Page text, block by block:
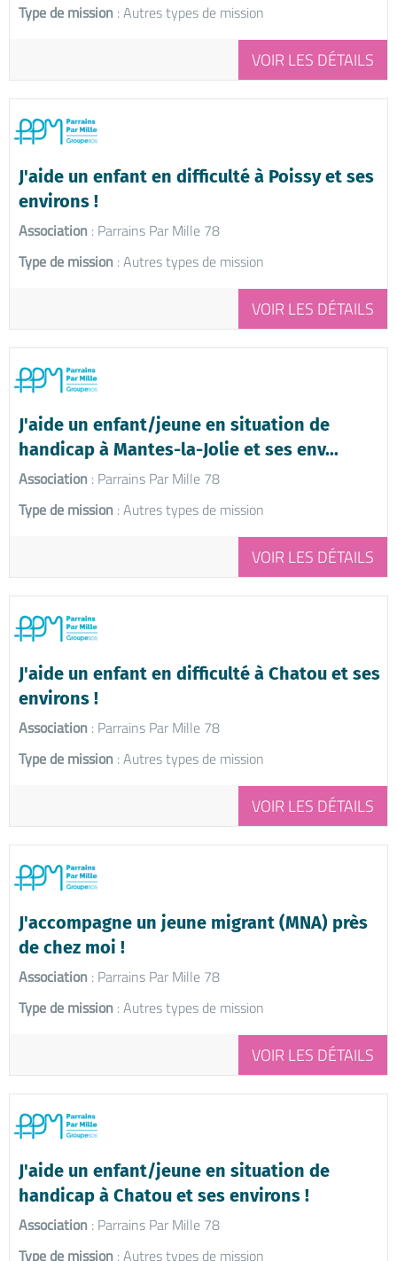
Type de mission : Autres types de mission
VOIR LES DÉTAILS
J'aide un enfant en difficulté à Poissy et ses
environs !
Association : Parrains Par Mille 78
Type de mission : Autres types de mission
VOIR LES DÉTAILS
J'aide un enfant/jeune en situation de
handicap à Mantes-la-Jolie et ses env...
Association : Parrains Par Mille 78
Type de mission : Autres types de mission
VOIR LES DÉTAILS
J'aide un enfant en difficulté à Chatou et ses
environs !
Association : Parrains Par Mille 78
Type de mission : Autres types de mission
VOIR LES DÉTAILS
J'accompagne un jeune migrant (MNA) près
de chez moi !
Association : Parrains Par Mille 78
Type de mission : Autres types de mission
VOIR LES DÉTAILS
J'aide un enfant/jeune en situation de
handicap à Chatou et ses environs !
Association : Parrains Par Mille 78
Type de mission : Autres types de mission